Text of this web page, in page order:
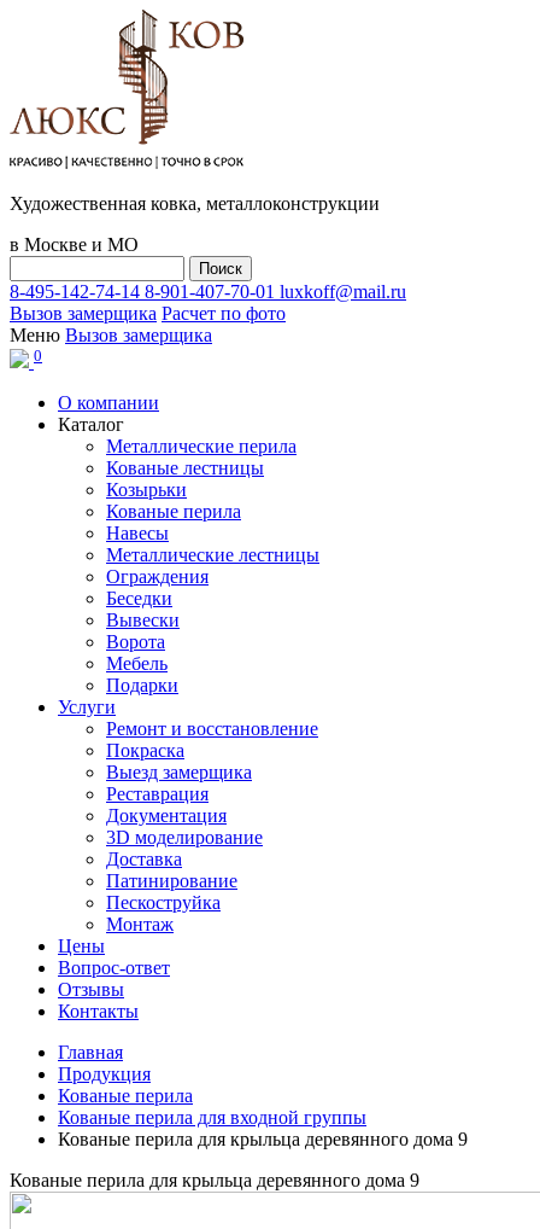
Художественная ковка, металлоконструкции
в Москве и МО
8-495-142-74-14 8-901-407-70-01 luxkoff@mail.ru
Вызов замерщика Расчет по фото
Меню Вызов замерщика
0
О компании
Каталог
Металлические перила
Кованые лестницы
Козырьки
Кованые перила
Навесы
Металлические лестницы
Ограждения
Беседки
Вывески
Ворота
Мебель
Подарки
Услуги
Ремонт и восстановление
Покраска
Выезд замерщика
Реставрация
Документация
3D моделирование
Доставка
Патинирование
Пескоструйка
Монтаж
Цены
Вопрос-ответ
Отзывы
Контакты
Главная
Продукция
Кованые перила
Кованые перила для входной группы
Кованые перила для крыльца деревянного дома 9
Кованые перила для крыльца деревянного дома 9